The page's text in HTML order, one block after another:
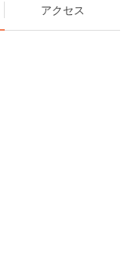
アクセス